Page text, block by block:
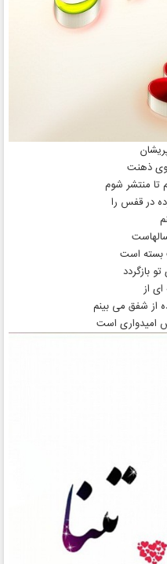
ذهنت
تا منتشر شوم
در قفس را
بسته است
بازگردد
ای از
از شفق می بینم
امیدواری است